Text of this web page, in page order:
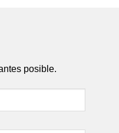
posible.